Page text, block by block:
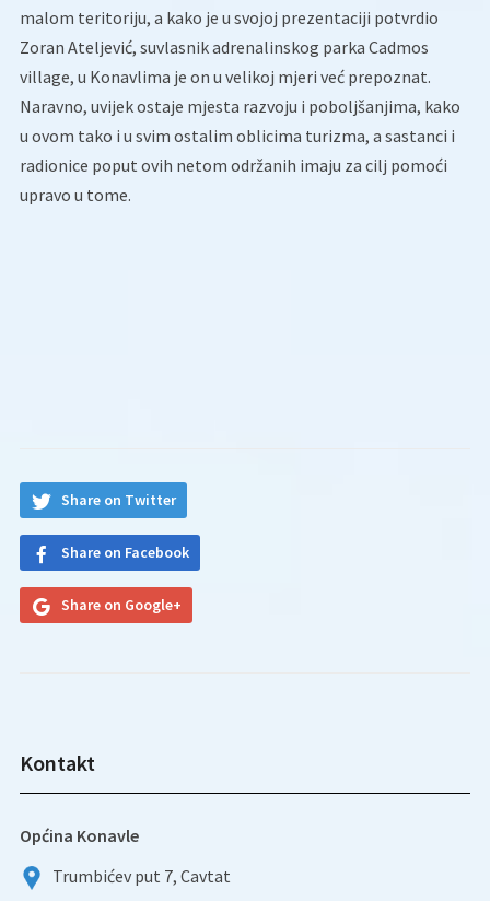
malom teritoriju, a kako je u svojoj prezentaciji potvrdio
Zoran Ateljević, suvlasnik adrenalinskog parka Cadmos
village, u Konavlima je on u velikoj mjeri već prepoznat.
Naravno, uvijek ostaje mjesta razvoju i poboljšanjima, kako
u ovom tako i u svim ostalim oblicima turizma, a sastanci i
radionice poput ovih netom održanih imaju za cilj pomoći
upravo u tome.
Share on Twitter
Share on Facebook
Share on Google+
Kontakt
Općina Konavle
Trumbićev put 7, Cavtat